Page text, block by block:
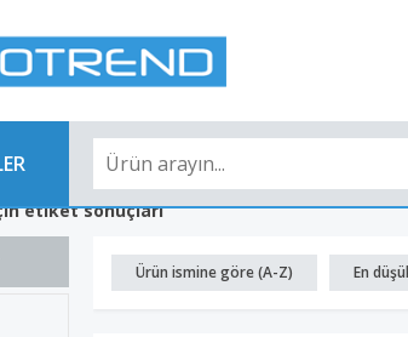
etiket sonuçları
Ürün ismine göre (A-Z) En